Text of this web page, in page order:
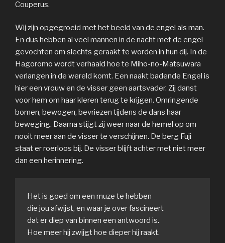
Couperus.
Wij zijn opgegroeid met het beeld van de engel als man.
En dus hebben al veel mannen in de nacht met de engel
gevochten om slechts geraakt te worden in hun dij. In de
Hagoromo wordt verhaald hoe te Miho-no-Matsuwara
verlangen in de wereld komt. Een naakt badende Engel is
hier een vrouw en de visser geen aartsvader. Zij danst
voor hem om haar kleren terug te krijgen. Omringende
bomen, bewogen, bevriezen tijdens de dans haar
beweging. Daarna stijgt zij weer naar de hemel op om
nooit meer aan de visser te verschijnen. De berg Fuji
staat er roerloos bij. De visser blijft achter met niet meer
dan een herinnering.
Het is goed om een muze te hebben
die jou afwijst, en waar je over fascineert
dat er diep van binnen een antwoord is.
Hoe meer hij zwijgt hoe dieper hij raakt.